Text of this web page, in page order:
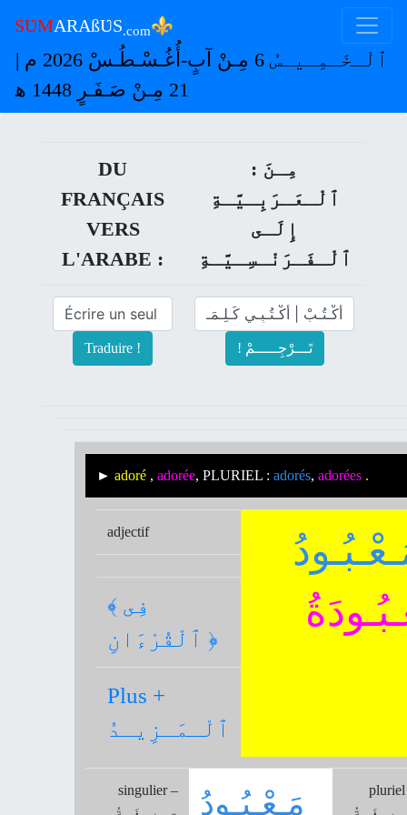
SƲMARAßƲS.com⚜
ٱلْـخَـمِـيـسُ 6 مِـنْ آبٍ-أُغُـسْـطُـسْ 2026 م |
21 مِـنْ صَـفَـرٍ 1448 ﻫ
DU
FRANÇAIS
VERS
L'ARABE :
: مِـنَ
ﭐلْـعَـرَبِـيَّـةِ
إِلَـى
ﭐلْـفَـرَنْـسِـيَّـةِ
Traduire ! ! تَـــرْجِـــــمْ
► adoré , adorée, PLURIEL : adorés, adorées .
adjectif
﴾ فِى
ٱلْقُرْءَانِ ﴿
Plus +
ٱلْـمَـزِيـدُ
singulier –
صِـيـغَـةُ
مَـعْـبُـودُ